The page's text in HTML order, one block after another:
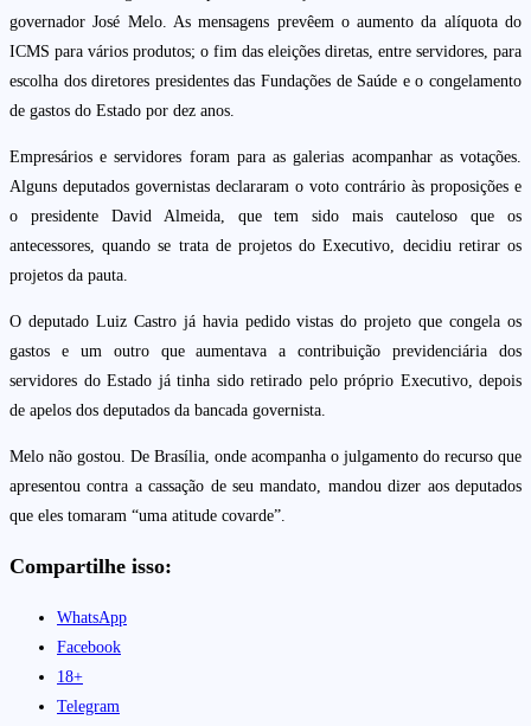
governador José Melo. As mensagens prevêem o aumento da alíquota do
ICMS para vários produtos; o fim das eleições diretas, entre servidores, para
escolha dos diretores presidentes das Fundações de Saúde e o congelamento
de gastos do Estado por dez anos.
Empresários e servidores foram para as galerias acompanhar as votações.
Alguns deputados governistas declararam o voto contrário às proposições e
o presidente David Almeida, que tem sido mais cauteloso que os
antecessores, quando se trata de projetos do Executivo, decidiu retirar os
projetos da pauta.
O deputado Luiz Castro já havia pedido vistas do projeto que congela os
gastos e um outro que aumentava a contribuição previdenciária dos
servidores do Estado já tinha sido retirado pelo próprio Executivo, depois
de apelos dos deputados da bancada governista.
Melo não gostou. De Brasília, onde acompanha o julgamento do recurso que
apresentou contra a cassação de seu mandato, mandou dizer aos deputados
que eles tomaram “uma atitude covarde”.
Compartilhe isso:
WhatsApp
Facebook
18+
Telegram